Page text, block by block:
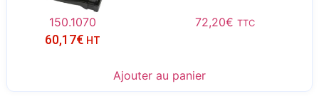
150.1070 72,20€ TTC
60,17€ HT
Ajouter au panier